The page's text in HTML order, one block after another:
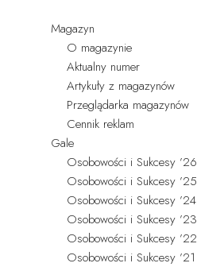
Magazyn
O magazynie
Aktualny numer
Artykuły z magazynów
Przeglądarka magazynów
Cennik reklam
Gale
Osobowości i Sukcesy ’26
Osobowości i Sukcesy ’25
Osobowości i Sukcesy ’24
Osobowości i Sukcesy ’23
Osobowości i Sukcesy ’22
Osobowości i Sukcesy ’21